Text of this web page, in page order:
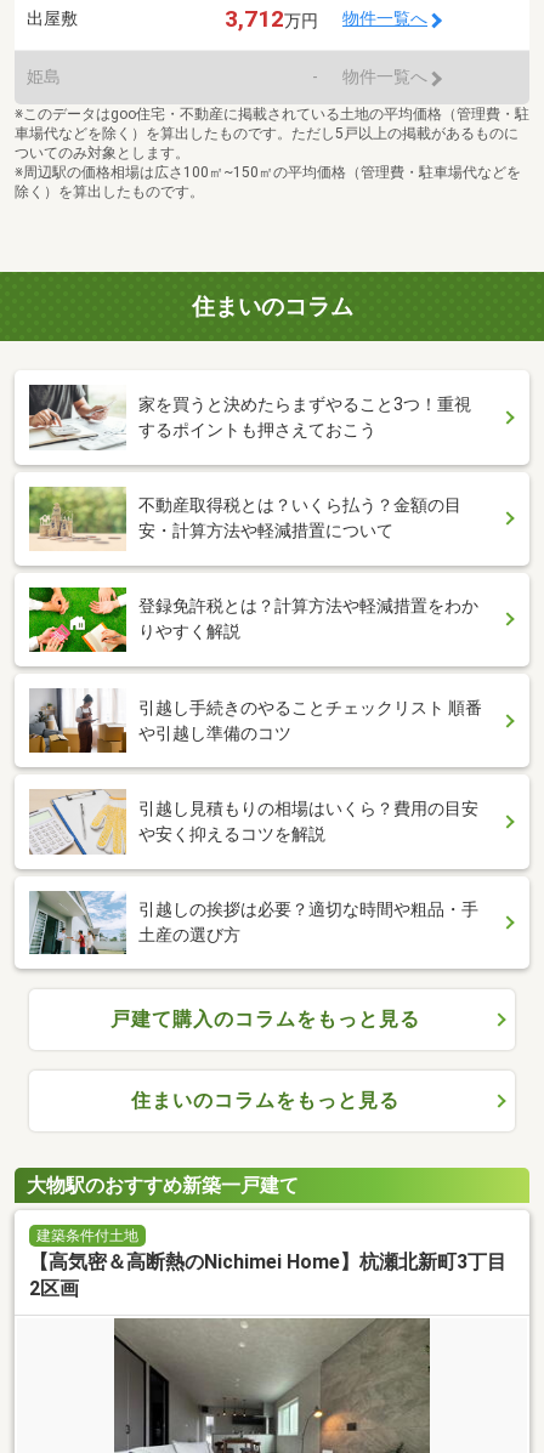
出屋敷 3,712万円 物件一覧へ
姫島 - 物件一覧へ
※このデータはgoo住宅・不動産に掲載されている土地の平均価格（管理費・駐
車場代などを除く）を算出したものです。ただし5戸以上の掲載があるものに
ついてのみ対象とします。
※周辺駅の価格相場は広さ100㎡~150㎡の平均価格（管理費・駐車場代などを
除く）を算出したものです。
住まいのコラム
家を買うと決めたらまずやること3つ！重視
するポイントも押さえておこう
不動産取得税とは？いくら払う？金額の目
安・計算方法や軽減措置について
登録免許税とは？計算方法や軽減措置をわか
りやすく解説
引越し手続きのやることチェックリスト 順番
や引越し準備のコツ
引越し見積もりの相場はいくら？費用の目安
や安く抑えるコツを解説
引越しの挨拶は必要？適切な時間や粗品・手
土産の選び方
戸建て購入のコラムをもっと見る
住まいのコラムをもっと見る
大物駅のおすすめ新築一戸建て
建築条件付土地
【高気密＆高断熱のNichimei Home】杭瀬北新町3丁目
2区画